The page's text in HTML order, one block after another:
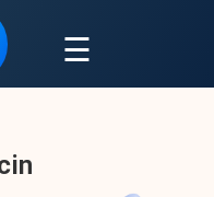
☰